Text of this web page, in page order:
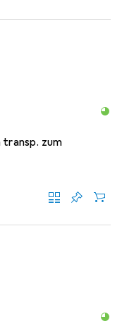
transp. zum